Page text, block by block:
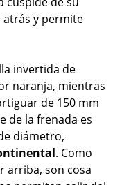
atrás y permite
invertida de
naranja, mientras
de 150 mm
de la frenada es
diámetro,
. Como
arriba, son cosa